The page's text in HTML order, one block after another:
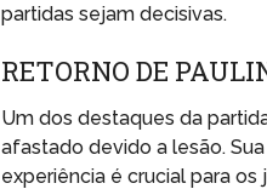
partidas sejam decisivas.
RETORNO DE
Um dos destaques da
afastado devido a lesão.
experiência é crucial para